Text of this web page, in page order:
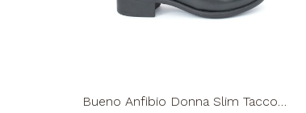
Bueno Anfibio Donna Slim Tacco